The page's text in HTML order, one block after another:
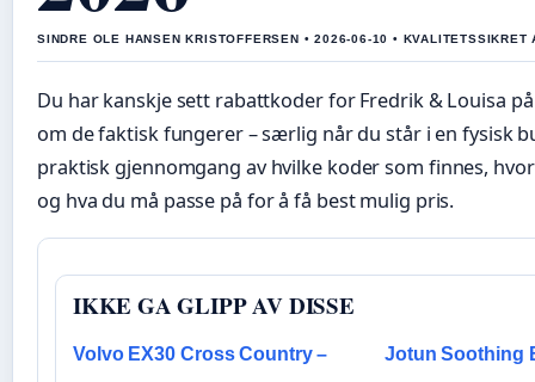
SINDRE OLE HANSEN KRISTOFFERSEN • 2026-06-10 • KVALITETSSIKRET
Du har kanskje sett rabattkoder for Fredrik & Louisa
om de faktisk fungerer – særlig når du står i en fysisk
praktisk gjennomgang av hvilke koder som finnes,
og hva du må passe på for å få best mulig pris.
IKKE GA GLIPP AV DISSE
Volvo EX30 Cross Country – Jotun Soothing